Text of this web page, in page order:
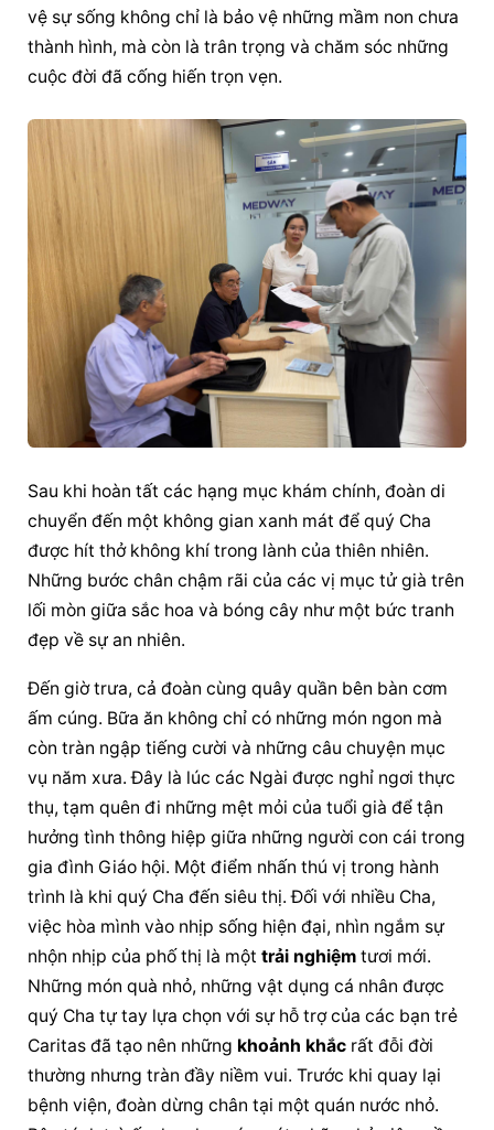
vệ sự sống không chỉ là bảo vệ những mầm non chưa
thành hình, mà còn là trân trọng và chăm sóc những
cuộc đời đã cống hiến trọn vẹn.
Sau khi hoàn tất các hạng mục khám chính, đoàn di
chuyển đến một không gian xanh mát để quý Cha
được hít thở không khí trong lành của thiên nhiên.
Những bước chân chậm rãi của các vị mục tử già trên
lối mòn giữa sắc hoa và bóng cây như một bức tranh
đẹp về sự an nhiên.
Đến giờ trưa, cả đoàn cùng quây quần bên bàn cơm
ấm cúng. Bữa ăn không chỉ có những món ngon mà
còn tràn ngập tiếng cười và những câu chuyện mục
vụ năm xưa. Đây là lúc các Ngài được nghỉ ngơi thực
thụ, tạm quên đi những mệt mỏi của tuổi già để tận
hưởng tình thông hiệp giữa những người con cái trong
gia đình Giáo hội. Một điểm nhấn thú vị trong hành
trình là khi quý Cha đến siêu thị. Đối với nhiều Cha,
việc hòa mình vào nhịp sống hiện đại, nhìn ngắm sự
nhộn nhịp của phố thị là một trải nghiệm tươi mới.
Những món quà nhỏ, những vật dụng cá nhân được
quý Cha tự tay lựa chọn với sự hỗ trợ của các bạn trẻ
Caritas đã tạo nên những khoảnh khắc rất đỗi đời
thường nhưng tràn đầy niềm vui. Trước khi quay lại
bệnh viện, đoàn dừng chân tại một quán nước nhỏ.